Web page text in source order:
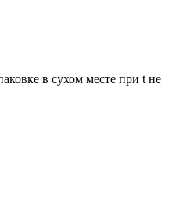
в сухом месте при t не